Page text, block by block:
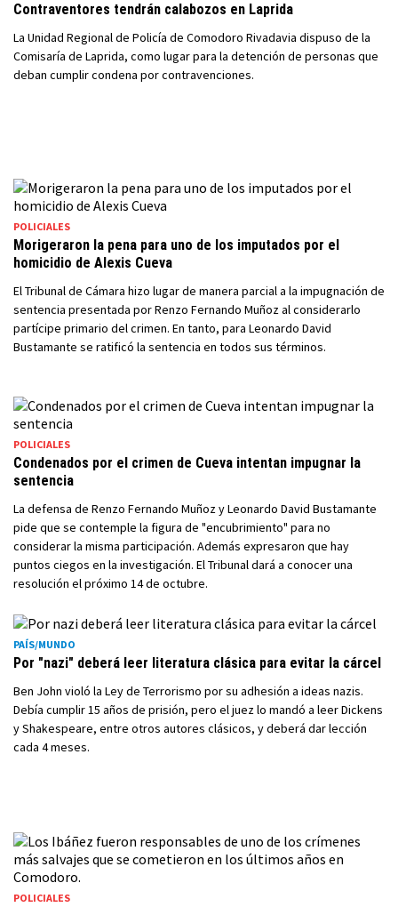
Contraventores tendrán calabozos en Laprida
La Unidad Regional de Policía de Comodoro Rivadavia dispuso de la
Comisaría de Laprida, como lugar para la detención de personas que
deban cumplir condena por contravenciones.
POLICIALES
Morigeraron la pena para uno de los imputados por el
homicidio de Alexis Cueva
El Tribunal de Cámara hizo lugar de manera parcial a la impugnación de
sentencia presentada por Renzo Fernando Muñoz al considerarlo
partícipe primario del crimen. En tanto, para Leonardo David
Bustamante se ratificó la sentencia en todos sus términos.
POLICIALES
Condenados por el crimen de Cueva intentan impugnar la
sentencia
La defensa de Renzo Fernando Muñoz y Leonardo David Bustamante
pide que se contemple la figura de "encubrimiento" para no
considerar la misma participación. Además expresaron que hay
puntos ciegos en la investigación. El Tribunal dará a conocer una
resolución el próximo 14 de octubre.
PAÍS/MUNDO
Por "nazi" deberá leer literatura clásica para evitar la cárcel
Ben John violó la Ley de Terrorismo por su adhesión a ideas nazis.
Debía cumplir 15 años de prisión, pero el juez lo mandó a leer Dickens
y Shakespeare, entre otros autores clásicos, y deberá dar lección
cada 4 meses.
POLICIALES